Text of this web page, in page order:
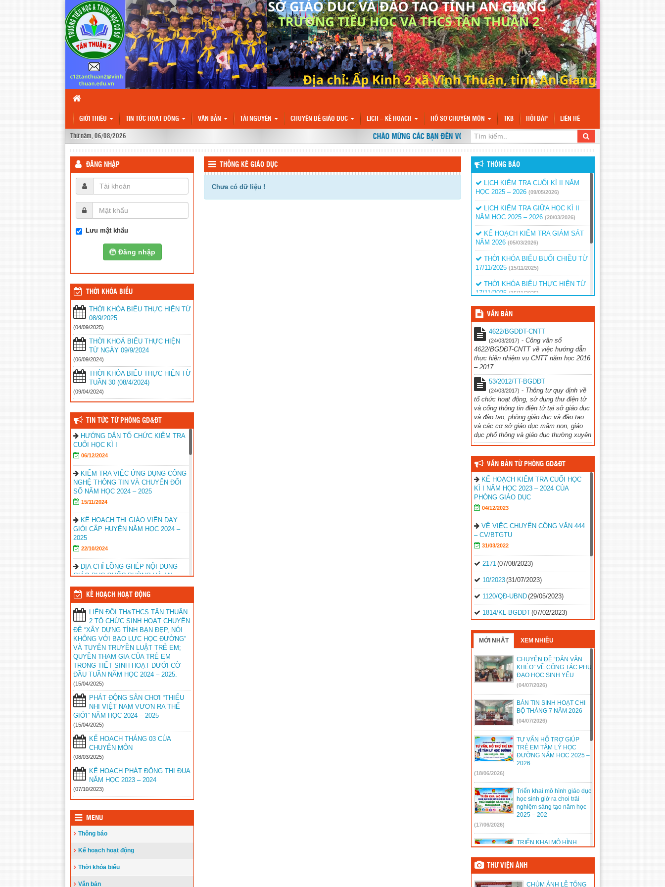
GIỚI THIỆU TIN TỨC HOẠT ĐỘNG VĂN BẢN TÀI NGUYÊN CHUYÊN ĐỀ GIÁO DỤC LỊCH – KẾ HOẠCH HỒ SƠ CHUYÊN MÔN TKB HỎI ĐÁP LIÊN HỆ
Thứ năm, 06/08/2026 CHÀO MỪNG CÁC BẠN ĐẾN VỚI WEBSITE TRƯỜNG TH&THCS TÂN THUẬN 2
THỐNG KÊ GIÁO DỤC
Chưa có dữ liệu !
ĐĂNG NHẬP
Lưu mật khẩu
Đăng nhập
THỜI KHÓA BIỂU
THỜI KHÓA BIỂU THỰC HIỆN TỪ
08/9/2025
(04/09/2025)
THỜI KHOÁ BIỂU THỰC HIỆN
TỪ NGÀY 09/9/2024
(06/09/2024)
THỜI KHÓA BIỂU THỰC HIỆN TỪ
TUẦN 30 (08/4/2024)
(09/04/2024)
TIN TỨC TỪ PHÒNG GD&ĐT
HƯỚNG DẪN TỔ CHỨC KIỂM TRA
CUỐI HỌC KÌ I
06/12/2024
KIỂM TRA VIỆC ỨNG DỤNG CÔNG
NGHỆ THÔNG TIN VÀ CHUYỂN ĐỔI
SỐ NĂM HỌC 2024 – 2025
15/11/2024
KẾ HOẠCH THI GIÁO VIÊN DẠY
GIỎI CẤP HUYỆN NĂM HỌC 2024 –
2025
22/10/2024
ĐỊA CHỈ LỒNG GHÉP NỘI DUNG
GIÁO DỤC QUỐC PHÒNG VÀ AN
16/10/2024
HỘI NGHỊ GIỚI THIỆU SÁCH GIÁO
KHOA LỚP 5, LỚP 8 CTPT 2018
22/02/2024
KẾT QUẢ HỘI THI GIÁO VIÊN DẠY
GIỎI TIỂU HỌC NĂM HỌC 2023 –
2024
ĐIỀU LỆ HỘI KHỎE PHÙ ĐỔNG
CỦA PGD HUYỆN VĨNH THUẬN
10/01/2024
KẾ HOẠCH TẬP HUẤN CÁC MÔN
DẠY HỌC TÍCH HỢP CỦA PHÒNG
09/12/2023
KẾ HOẠCH KIỂM TRA CUỐI HỌC
KÌ I NĂM HỌC 2023 – 2024 CỦA
PHÒNG GIÁO DỤC
04/12/2023
KẾ HOẠCH TỔ CHỨC HỘI KHỎE
PHÙ ĐỔNG NĂM HỌC 2023 – 2024
22/11/2023
Hội Khuyến học huyện Vĩnh Thuận
nghèo xã Phong Đông
KẾ HOẠCH HOẠT ĐỘNG
LIÊN ĐỘI TH&THCS TÂN THUẬN
2 TỔ CHỨC SINH HOẠT CHUYÊN
ĐỀ “XÂY DỰNG TÌNH BẠN ĐẸP, NÓI
KHÔNG VỚI BẠO LỰC HỌC ĐƯỜNG”
VÀ TUYÊN TRUYỀN LUẬT TRẺ EM;
QUYỀN THAM GIA CỦA TRẺ EM
TRONG TIẾT SINH HOẠT DƯỚI CỜ
ĐẦU TUẦN NĂM HỌC 2024 – 2025.
(15/04/2025)
PHÁT ĐỘNG SÂN CHƠI “THIẾU
NHI VIỆT NAM VƯƠN RA THẾ
GIỚI” NĂM HỌC 2024 – 2025
(15/04/2025)
KẾ HOACH THÁNG 03 CỦA
CHUYÊN MÔN
(08/03/2025)
KẾ HOẠCH PHÁT ĐỘNG THI ĐUA
NĂM HỌC 2023 – 2024
(07/10/2023)
MENU
Thông báo
Kế hoạch hoạt động
Thời khóa biểu
Văn bản
THÔNG BÁO
LỊCH KIỂM TRA CUỐI KÌ II NĂM
HỌC 2025 – 2026 (09/05/2026)
LỊCH KIỂM TRA GIỮA HỌC KÌ II
NĂM HỌC 2025 – 2026 (20/03/2026)
KẾ HOẠCH KIỂM TRA GIÁM SÁT
NĂM 2026 (05/03/2026)
THỜI KHÓA BIỂU BUỔI CHIỀU TỪ
17/11/2025 (15/11/2025)
THỜI KHÓA BIỂU THỰC HIỆN TỪ
17/11/2025 (15/11/2025)
LICH KIỂM TRA GIỮA KÌ I NĂM
HỌC 2025-2026
KẾ HOẠCH TUYỂN SINH LỚP 10
NĂM HỌC 2025
(06/02/2025)
QUYẾT ĐỊNH BỎ SUNG KINH PHÍ
KHEN THƯỞNG
VĂN BẢN
4622/BGDĐT-CNTT
(24/03/2017) - Công văn số
4622/BGDĐT-CNTT về việc hướng dẫn
thực hiện nhiệm vụ CNTT năm học 2016
– 2017
53/2012/TT-BGDĐT
(24/03/2017) - Thông tư quy định về
tổ chức hoạt động, sử dụng thư điện tử
và cổng thông tin điện tử tại sở giáo dục
và đào tạo, phòng giáo dục và đào tạo
và các cơ sở giáo dục mầm non, giáo
dục phổ thông và giáo dục thường xuyên
VĂN BẢN TỪ PHÒNG GD&ĐT
KẾ HOẠCH KIỂM TRA CUỐI HỌC
KÌ I NĂM HỌC 2023 – 2024 CỦA
PHÒNG GIÁO DỤC
04/12/2023
VỀ VIỆC CHUYỂN CÔNG VĂN 444
– CV/BTGTU
31/03/2022
2171(07/08/2023)
10/2023(31/07/2023)
1120/QĐ-UBND(29/05/2023)
1814/KL-BGDĐT(07/02/2023)
2496-QD-UBND(10/10/2022)
2494-QD-UBND(10/10/2022)
888/TB-UBND(31/08/2022)
2397/QĐ-UBND (26/08/2022)
31/2022/NQ-HĐND(16/08/2022)
MỚI NHẤT XEM NHIỀU
CHUYÊN ĐỀ “DÂN VẬN
KHÉO” VỀ CÔNG TÁC PHỤ
ĐẠO HỌC SINH YẾU
(04/07/2026)
BẢN TIN SINH HOẠT CHI
BỘ THÁNG 7 NĂM 2026
(04/07/2026)
TƯ VẤN HỔ TRỢ GIÚP
TRẺ EM TÂM LÝ HỌC
ĐƯỜNG NĂM HỌC 2025 –
2026
(18/06/2026)
Triển khai mô hình giáo dục
học sinh giờ ra choi trải
nghiệm sáng tạo năm học
2025 – 202
(17/06/2026)
TRIỂN KHAI MÔ HÌNH
HỌC 2025 – 2026
(14/06/2026)
THƯ VIỆN ẢNH
CHÙM ẢNH LỄ TỔNG